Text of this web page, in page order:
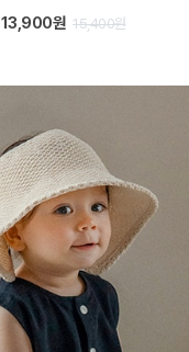
13,900원 15,400원